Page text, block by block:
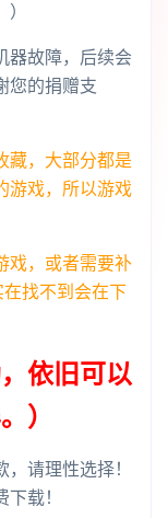
器故障，后续会
您的捐赠支
藏，大部分都是
游戏，所以游戏
戏，或者需要补
找不到会在下
依旧可以
）
请理性选择！
载！